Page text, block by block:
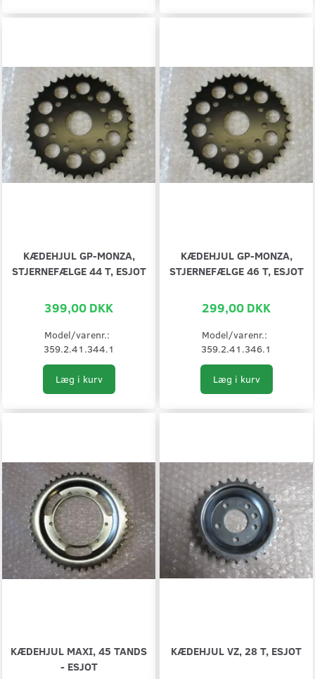
KÆDEHJUL GP-MONZA,
STJERNEFÆLGE 44 T, ESJOT
399,00 DKK
Model/varenr.:
359.2.41.344.1
Læg i kurv
KÆDEHJUL GP-MONZA,
STJERNEFÆLGE 46 T, ESJOT
299,00 DKK
Model/varenr.:
359.2.41.346.1
Læg i kurv
KÆDEHJUL MAXI, 45 TANDS
- ESJOT
KÆDEHJUL VZ, 28 T, ESJOT